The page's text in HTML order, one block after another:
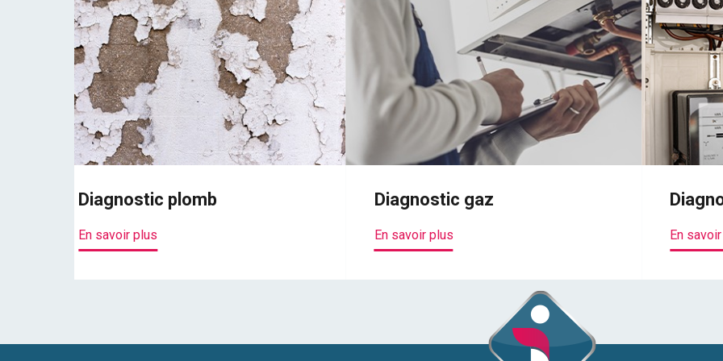
Diagnostic plomb
En savoir plus
Diagnostic gaz
En savoir plus En